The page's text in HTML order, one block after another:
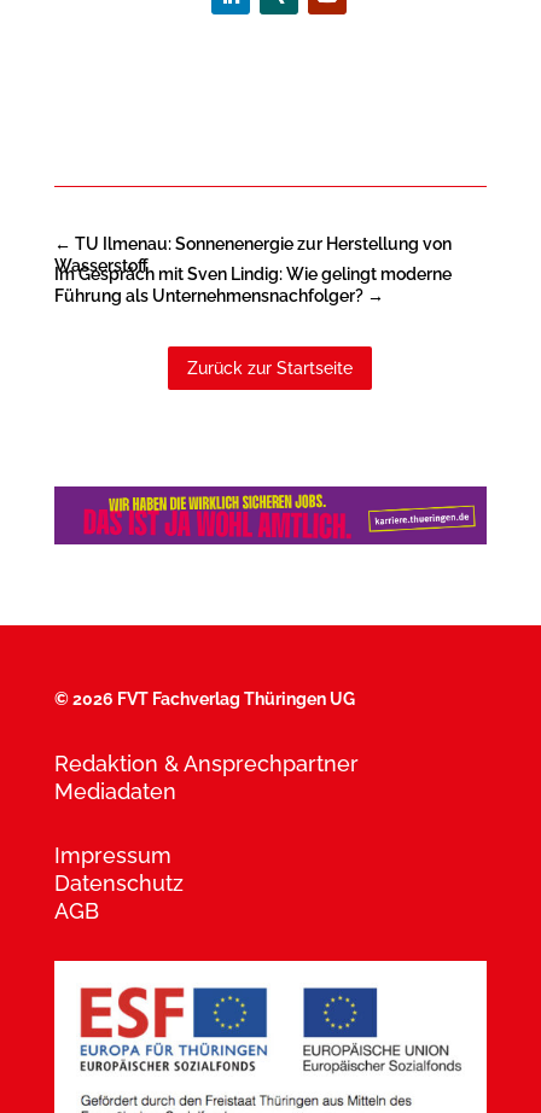
← TU Ilmenau: Sonnenenergie zur Herstellung von
Wasserstoff
Im Gespräch mit Sven Lindig: Wie gelingt moderne
Führung als Unternehmensnachfolger?→
Zurück zur Startseite
©2026 FVT Fachverlag Thüringen UG
Redaktion & Ansprechpartner
Mediadaten
Impressum
Datenschutz
AGB